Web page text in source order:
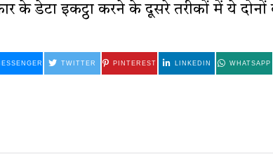
के डेटा इकट्ठा करने के दूसरे तरीकों में ये दोनों
TWITTER PINTEREST LINKEDIN WHATSAPP